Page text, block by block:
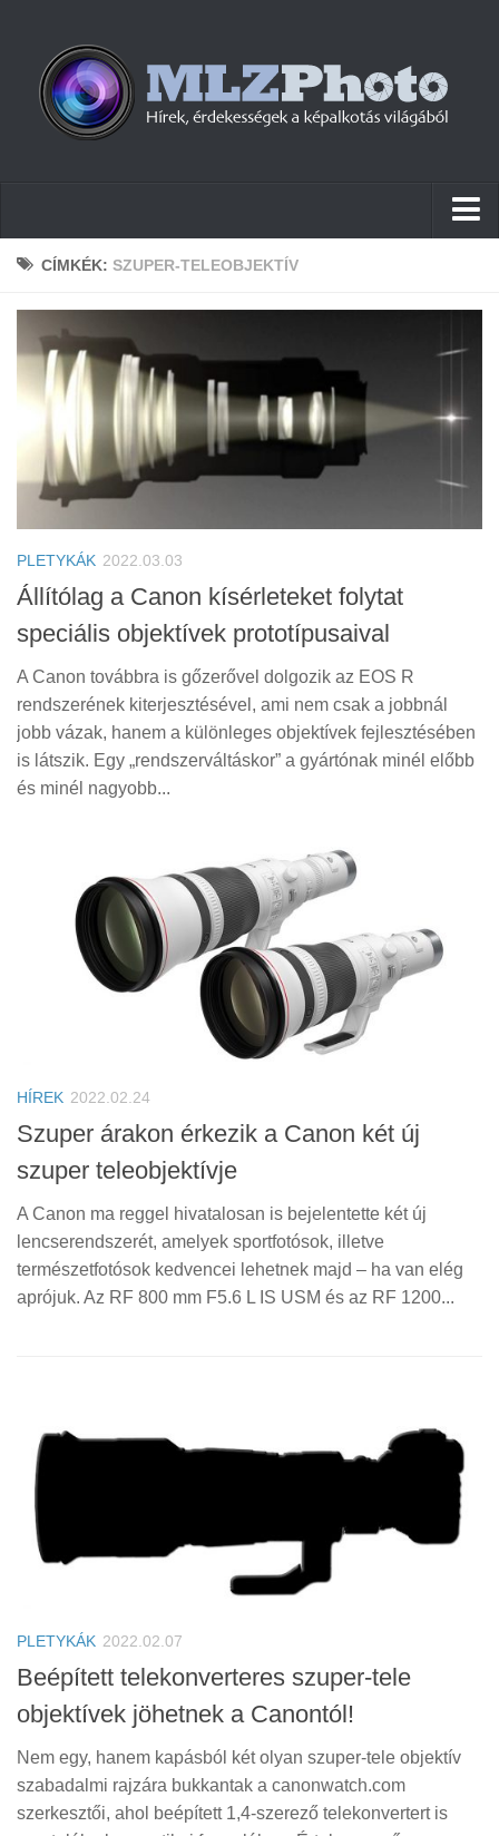
Hírek
Cikkek
Szoftver
Firmware
Tudástár
Tanácsok
Érdekességek
Helyszíni Riport
E-BB
CÍMKÉK: SZUPER-TELEOBJEKTÍV
PLETYKÁK 2022.03.03
Állítólag a Canon kísérleteket folytat
speciális objektívek prototípusaival
A Canon továbbra is gőzerővel dolgozik az EOS R
rendszerének kiterjesztésével, ami nem csak a jobbnál
jobb vázak, hanem a különleges objektívek fejlesztésében
is látszik. Egy „rendszerváltáskor” a gyártónak minél előbb
és minél nagyobb...
HÍREK 2022.02.24
Szuper árakon érkezik a Canon két új
szuper teleobjektívje
A Canon ma reggel hivatalosan is bejelentette két új
lencserendszerét, amelyek sportfotósok, illetve
természetfotósok kedvencei lehetnek majd – ha van elég
aprójuk. Az RF 800 mm F5.6 L IS USM és az RF 1200...
PLETYKÁK 2022.02.07
Beépített telekonverteres szuper-tele
objektívek jöhetnek a Canontól!
Nem egy, hanem kapásból két olyan szuper-tele objektív
szabadalmi rajzára bukkantak a canonwatch.com
szerkesztői, ahol beépített 1,4-szerező telekonvertert is